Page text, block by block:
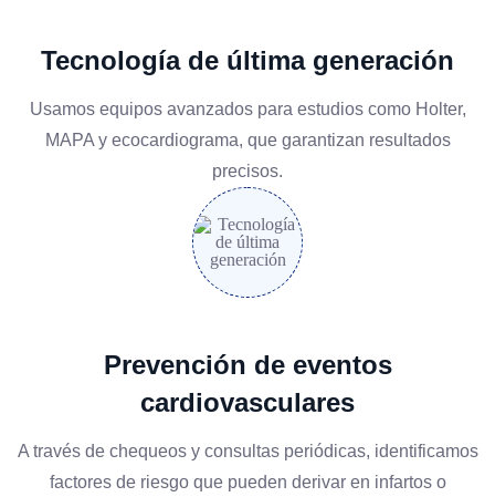
Tecnología de última generación
Usamos equipos avanzados para estudios como Holter,
MAPA y ecocardiograma, que garantizan resultados
precisos.
Prevención de eventos
cardiovasculares
A través de chequeos y consultas periódicas, identificamos
factores de riesgo que pueden derivar en infartos o